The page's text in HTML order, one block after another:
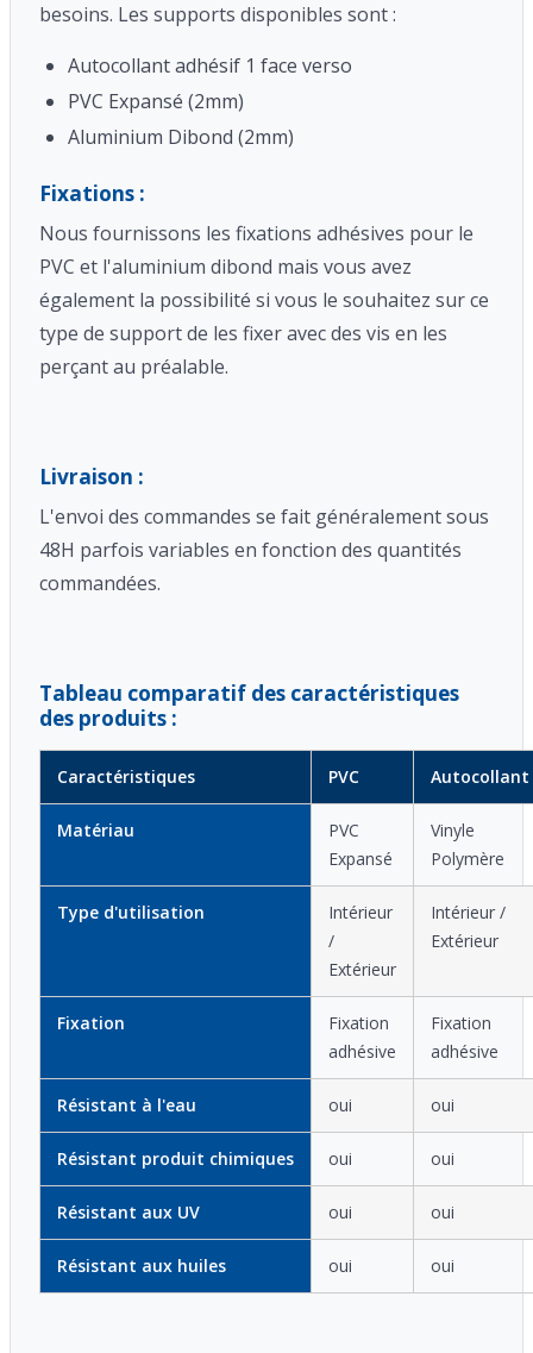
besoins. Les supports disponibles sont :
Autocollant adhésif 1 face verso
PVC Expansé (2mm)
Aluminium Dibond (2mm)
Fixations :
Nous fournissons les fixations adhésives pour le
PVC et l'aluminium dibond mais vous avez
également la possibilité si vous le souhaitez sur ce
type de support de les fixer avec des vis en les
perçant au préalable.
Livraison :
L'envoi des commandes se fait généralement sous
48H parfois variables en fonction des quantités
commandées.
Tableau comparatif des caractéristiques
des produits :
Caractéristiques PVC Autocollant
Matériau
PVC
Expansé
Vinyle
Polymère
Type d'utilisation
Intérieur
/
Extérieur
Intérieur /
Extérieur
Fixation
Fixation
adhésive
Fixation
adhésive
Résistant à l'eau oui oui
Résistant produit chimiques oui oui
Résistant aux UV oui oui
Résistant aux huiles oui oui